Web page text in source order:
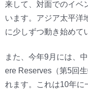
来して、対面でのイベ
います。アジア太平洋
に少しずつ動き始めて
また、今年9月には、
ere Reserves（第5回
れます。これは10年に